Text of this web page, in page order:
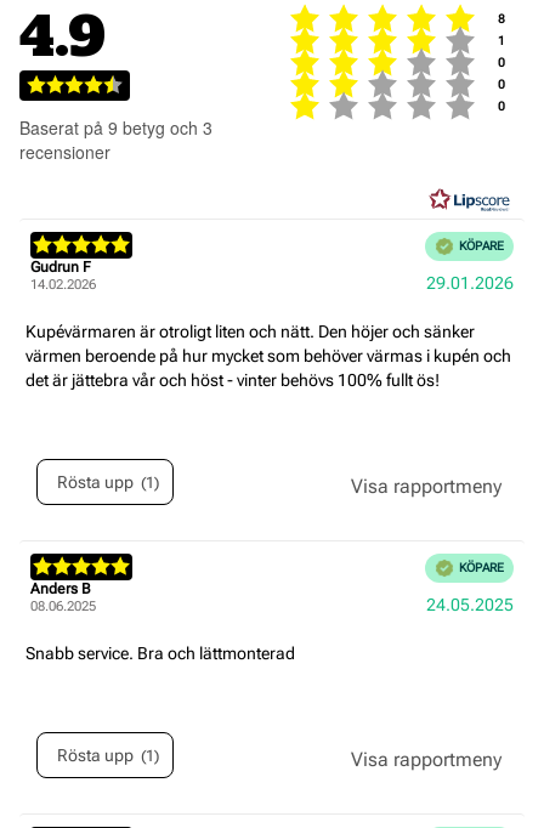
8
1
0
0
0
4.9
Betyg:
4.9
utav
Baserat på 9 betyg och 3
recensioner
Recensionsförfattare:
Gudrun F
14.02.2026
Recensionsbetyg:
5.0
utav
stjärnor
Bekräftad
KÖPARE
29.01.2026
Recensionstext:
Kupévärmaren är otroligt liten och nätt. Den höjer och sänker
värmen beroende på hur mycket som behöver värmas i kupén och
det är jättebra vår och höst - vinter behövs 100% fullt ös!
Rösta upp 1röst(er)
Recensionsförfattare:
Anders B
08.06.2025
Recensionsbetyg:
5.0
utav
stjärnor
Bekräftad
KÖPARE
24.05.2025
Recensionstext:
Snabb service. Bra och lättmonterad
Rösta upp 1röst(er)